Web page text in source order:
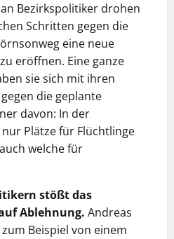
Bezirkspolitiker drohen
Schritten gegen die
eine neue
eröffnen. Eine ganze
sie sich mit ihren
die geplante
davon: In der
Plätze für Flüchtlinge
welche für
stößt das
Ablehnung. Andreas
Beispiel von einem